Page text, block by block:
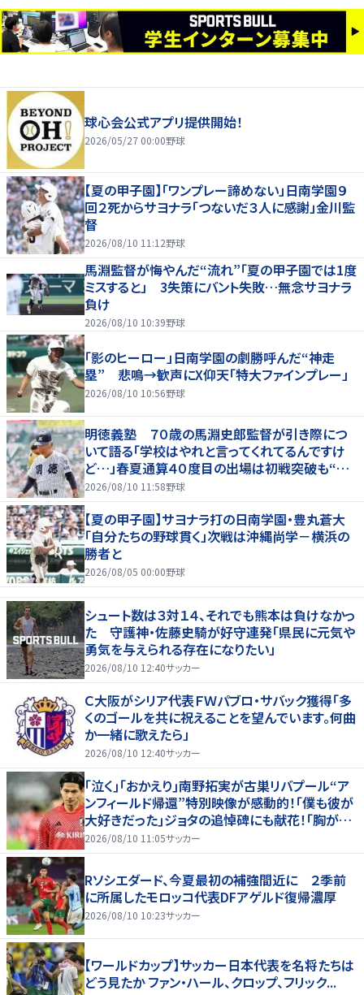
球心会公式アプリ提供開始！
2026/05/27 00:00野球
【夏の甲子園】「ワンプレー諦めない」日南学園９
回２死からサヨナラ「つないだ３人に感謝」金川監
督
2026/08/10 11:12野球
馬淵監督が悔やんだ“流れ”「夏の甲子園では1度
ミスすると」 3失策にバント失敗…無念サヨナラ
負け
2026/08/10 10:39野球
「影のヒーロー」日南学園の劇勝呼んだ“神走
塁” 悲鳴→歓声にX仰天「特大ファインプレー」
2026/08/10 10:56野球
明徳義塾 ７０歳の馬淵史郎監督が引き際につ
いて語る「学校はやれと言ってくれてるんですけ
ど…」春夏通算４０度目の出場は初戦突破も“馬
淵節”炸裂
2026/08/10 11:58野球
【夏の甲子園】サヨナラ打の日南学園・豊丸蒼大
「自分たちの野球貫く」次戦は沖縄尚学－横浜の
勝者と
2026/08/05 00:00野球
シュート数は３対１４、それでも熊本は負けなかっ
た 守護神・佐藤史騎が好守連発「県民に元気や
勇気を与えられる存在になりたい」
2026/08/10 12:40サッカー
Ｃ大阪がシリア代表ＦＷパブロ・サバック獲得「多
くのゴールを共に祝えることを望んでいます。何曲
か一緒に歌えたら」
2026/08/10 12:40サッカー
｢泣く｣｢おかえり｣南野拓実が古巣リバプール“ア
ンフィールド帰還”特別映像が感動的！｢僕も彼が
大好きだった｣ジョタの追悼碑にも献花！｢胸が熱
くなります…｣
2026/08/10 11:05サッカー
Rソシエダード、今夏最初の補強間近に ２季前
に所属したモロッコ代表DFアゲルド復帰濃厚
2026/08/10 10:23サッカー
【ワールドカップ】サッカー日本代表を名将たちは
どう見たか ファン・ハール、クロップ、フリック...